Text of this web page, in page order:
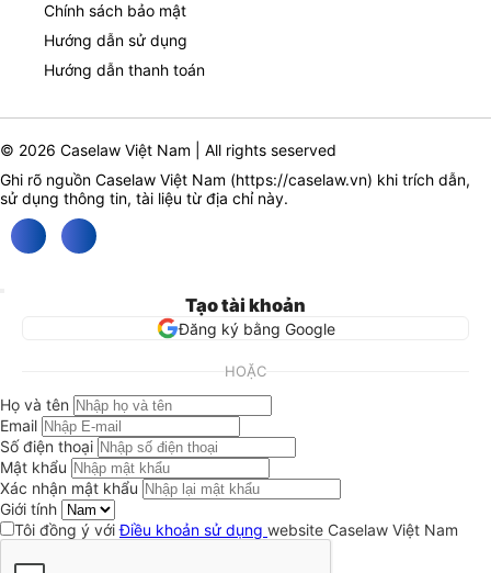
Chính sách bảo mật
Hướng dẫn sử dụng
Hướng dẫn thanh toán
© 2026 Caselaw Việt Nam | All rights seserved
Ghi rõ nguồn Caselaw Việt Nam (https://caselaw.vn) khi trích dẫn,
sử dụng thông tin, tài liệu từ địa chỉ này.
Tạo tài khoản
Đăng ký bằng Google
HOẶC
Họ và tên
Email
Số điện thoại
Mật khẩu
Xác nhận mật khẩu
Giới tính
Tôi đồng ý vớiĐiều khoản sử dụng website Caselaw Việt Nam